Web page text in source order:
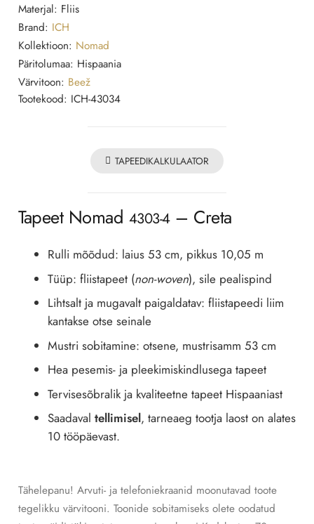
Materjal: Fliis
Brand: ICH
Kollektioon: Nomad
Päritolumaa: Hispaania
Värvitoon: Beež
Tootekood: ICH-43034
TAPEEDIKALKULAATOR
Tapeet Nomad 4303-4– Creta
Rulli mõõdud: laius 53 cm, pikkus 10,05 m
Tüüp: fliistapeet (non-woven), sile pealispind
Lihtsalt ja mugavalt paigaldatav: fliistapeedi liim
kantakse otse seinale
Mustri sobitamine: otsene, mustrisamm 53 cm
Hea pesemis- ja pleekimiskindlusega tapeet
Tervisesõbralik ja kvaliteetne tapeet Hispaaniast
Saadaval tellimisel, tarneaeg tootja laost on alates
10 tööpäevast.
Tähelepanu! Arvuti- ja telefoniekraanid moonutavad toote
tegelikku värvitooni. Toonide sobitamiseks olete oodatud